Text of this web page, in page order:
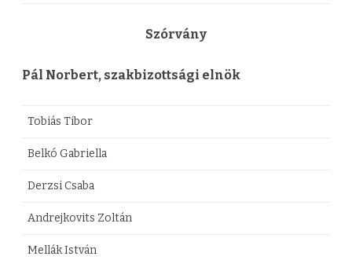
Szórvány
Pál Norbert, szakbizottsági elnök
Tobiás Tibor
Belkó Gabriella
Derzsi Csaba
Andrejkovits Zoltán
Mellák István